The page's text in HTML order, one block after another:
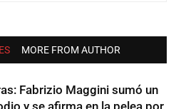
MORE FROM AUTHOR
Fabrizio Maggini sumó un
y se afirma en la pelea por